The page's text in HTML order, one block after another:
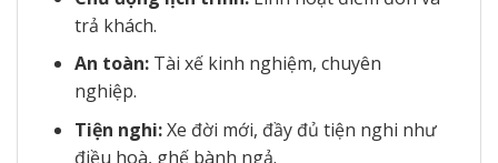
trả khách.
An toàn:Tài xế kinh nghiệm, chuyên
nghiệp.
Tiện nghi:Xe đời mới, đầy đủ tiện nghi như
điều hoà, ghế bành ngả.